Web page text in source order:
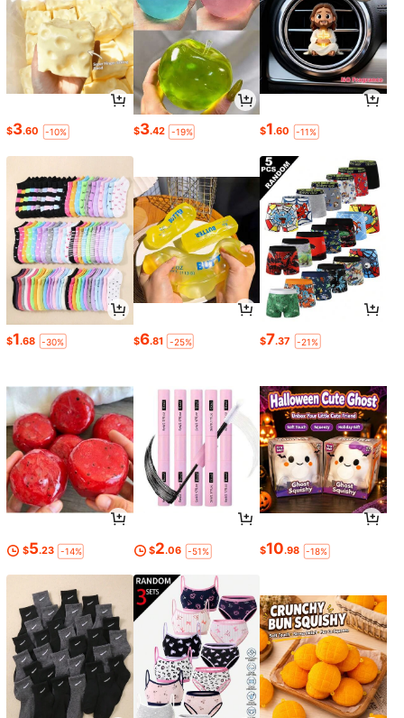
$3.60 -10% $3.42 -19% $1.60 -11%
$1.68 -30% $6.81 -25% $7.37 -21%
$5.23 -14% $2.06 -51% $10.98 -18%